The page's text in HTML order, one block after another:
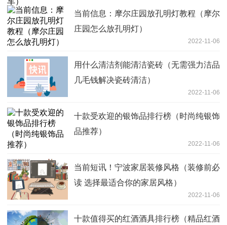
当前信息：摩尔庄园放孔明灯教程（摩尔
庄园怎么放孔明灯）
2022-11-06
用什么清洁剂能清洁瓷砖（无需强力洁品
几毛钱解决瓷砖清洁）
2022-11-06
十款受欢迎的银饰品排行榜（时尚纯银饰
品推荐）
2022-11-06
当前短讯！宁波家居装修风格（装修前必
读 选择最适合你的家居风格）
2022-11-06
十款值得买的红酒酒具排行榜（精品红酒